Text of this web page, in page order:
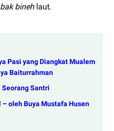
bak binehlaut.
Pasi yang Diangkat Mualem
Baiturrahman
Santri
– oleh Buya Mustafa Husen